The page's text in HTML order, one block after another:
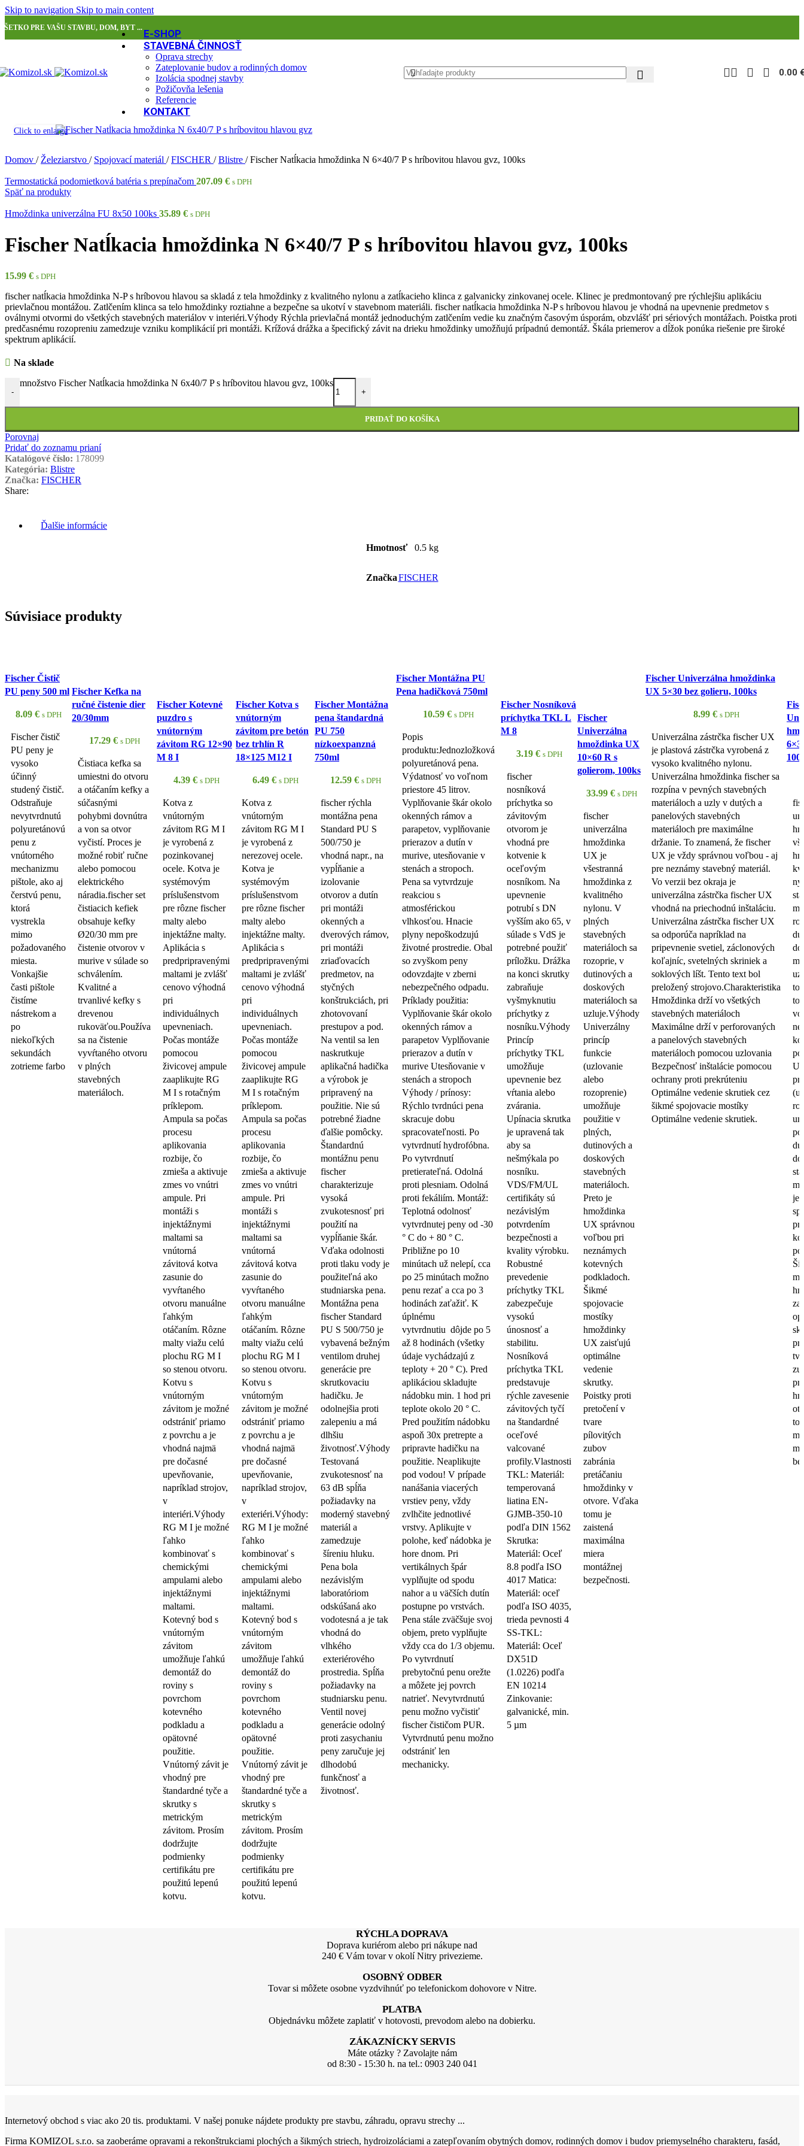
Skip to navigation Skip to main content
PRE VAŠU STAVBU, DOM, BYT ... E-SHOP
STAVEBNÁ ČINNOSŤ
Oprava strechy
Zateplovanie budov a rodinných domov
Izolácia spodnej stavby
Požičovňa lešenia
Referencie
KONTAKT
0.00
Click to enlarge
Domov / Železiarstvo / Spojovací materiál / FISCHER / Blistre / Fischer Natĺkacia hmoždinka N 6×40/7 P s hríbovitou hlavou gvz, 100ks
Termostatická podomietková batéria s prepínačom 207.09 € s DPH
Späť na produkty
Hmoždinka univerzálna FU 8x50 100ks 35.89 € s DPH
Fischer Natĺkacia hmoždinka N 6×40/7 P s hríbovitou hlavou gvz, 100ks
15.99 € s DPH
fischer natĺkacia hmoždinka N-P s hríbovou hlavou sa skladá z tela hmoždinky z kvalitného nylonu a zatĺkacieho klinca z galvanicky zinkovanej ocele. Klinec je predmontovaný pre rýchlejšiu aplikáciu
prievlačnou montážou. Zatlčením klinca sa telo hmoždinky roztiahne a bezpečne sa ukotví v stavebnom materiáli. fischer natĺkacia hmoždinka N-P s hríbovou hlavou je vhodná na upevnenie predmetov s
oválnymi otvormi do všetkých stavebných materiálov v interiéri.Výhody Rýchla prievlačná montáž jednoduchým zatlčením vedie ku značným časovým úsporám, obzvlášť pri sériových montážach. Poistka proti
predčasnému rozopreniu zamedzuje vzniku komplikácií pri montáži. Krížová drážka a špecifický závit na drieku hmoždinky umožňujú prípadnú demontáž. Škála priemerov a dĺžok ponúka riešenie pre široké
spektrum aplikácií.
Na sklade
-
množstvo Fischer Natĺkacia hmoždinka N 6x40/7 P s hríbovitou hlavou gvz, 100ks
+
PRIDAŤ DO KOŠÍKA
Porovnaj
Pridať do zoznamu prianí
Katalógové číslo: 178099
Kategória: Blistre
Značka: FISCHER
Share:
Ďalšie informácie
Hmotnosť 0.5 kg
ZnačkaFISCHER
Súvisiace produkty
Fischer Čistič
PU peny 500 ml
8.09 € s DPH
Fischer čistič
PU peny je
vysoko
účinný
studený čistič.
Odstraňuje
nevytvrdnutú
polyuretánovú
penu z
vnútorného
mechanizmu
pištole, ako aj
čerstvú penu,
ktorá
vystrekla
mimo
požadovaného
miesta.
Vonkajšie
časti pištole
čistíme
nástrekom a
po
niekoľkých
sekundách
zotrieme farbo
Fischer Kefka na
ručné čistenie dier
20/30mm
17.29 € s DPH
Čistiaca kefka sa
umiestni do otvoru
a otáčaním kefky a
súčasnými
pohybmi dovnútra
a von sa otvor
vyčistí. Proces je
možné robiť ručne
alebo pomocou
elektrického
náradia.fischer set
čistiacich kefiek
obsahuje kefky
Ø20/30 mm pre
čistenie otvorov v
murive v súlade so
schválením.
Kvalitné a
trvanlivé kefky s
drevenou
rukoväťou.Používa
sa na čistenie
vyvŕtaného otvoru
v plných
stavebných
materiáloch.
Fischer Kotevné
puzdro s
vnútorným
závitom RG 12×90
M 8 I
4.39 € s DPH
Kotva z
vnútorným
závitom RG M I
je vyrobená z
pozinkovanej
ocele. Kotva je
systémovým
príslušenstvom
pre rôzne fischer
malty alebo
injektážne malty.
Aplikácia s
predpripravenými
maltami je zvlášť
cenovo výhodná
pri
individuálnych
upevneniach.
Počas montáže
pomocou
živicovej ampule
zaaplikujte RG
M I s rotačným
príklepom.
Ampula sa počas
procesu
aplikovania
rozbije, čo
zmieša a aktivuje
zmes vo vnútri
ampule. Pri
montáži s
injektážnymi
maltami sa
vnútorná
závitová kotva
zasunie do
vyvŕtaného
otvoru manuálne
ľahkým
otáčaním. Rôzne
malty viažu celú
plochu RG M I
so stenou otvoru.
Kotvu s
vnútorným
závitom je možné
odstrániť priamo
z povrchu a je
vhodná najmä
pre dočasné
upevňovanie,
napríklad strojov,
v
interiéri.Výhody
RG M I je možné
ľahko
kombinovať s
chemickými
ampulami alebo
injektážnymi
maltami.
Kotevný bod s
vnútorným
závitom
umožňuje ľahkú
demontáž do
roviny s
povrchom
kotevného
podkladu a
opätovné
použitie.
Vnútorný závit je
vhodný pre
štandardné tyče a
skrutky s
metrickým
závitom. Prosím
dodržujte
podmienky
certifikátu pre
použitú lepenú
kotvu.
Fischer Kotva s
vnútorným
závitom pre betón
bez trhlín R
18×125 M12 I
6.49 € s DPH
Kotva z
vnútorným
závitom RG M I
je vyrobená z
nerezovej ocele.
Kotva je
systémovým
príslušenstvom
pre rôzne fischer
malty alebo
injektážne malty.
Aplikácia s
predpripravenými
maltami je zvlášť
cenovo výhodná
pri
individuálnych
upevneniach.
Počas montáže
pomocou
živicovej ampule
zaaplikujte RG
M I s rotačným
príklepom.
Ampula sa počas
procesu
aplikovania
rozbije, čo
zmieša a aktivuje
zmes vo vnútri
ampule. Pri
montáži s
injektážnymi
maltami sa
vnútorná
závitová kotva
zasunie do
vyvŕtaného
otvoru manuálne
ľahkým
otáčaním. Rôzne
malty viažu celú
plochu RG M I
so stenou otvoru.
Kotvu s
vnútorným
závitom je možné
odstrániť priamo
z povrchu a je
vhodná najmä
pre dočasné
upevňovanie,
napríklad strojov,
v
exteriéri.Výhody:
RG M I je možné
ľahko
kombinovať s
chemickými
ampulami alebo
injektážnymi
maltami.
Kotevný bod s
vnútorným
závitom
umožňuje ľahkú
demontáž do
roviny s
povrchom
kotevného
podkladu a
opätovné
použitie.
Vnútorný závit je
vhodný pre
štandardné tyče a
skrutky s
metrickým
závitom. Prosím
dodržujte
podmienky
certifikátu pre
použitú lepenú
kotvu.
Fischer Montážna
pena štandardná
PU 750
nízkoexpanzná
750ml
12.59 € s DPH
fischer rýchla
montážna pena
Standard PU S
500/750 je
vhodná napr., na
vypĺňanie a
izolovanie
otvorov a dutín
pri montáži
okenných a
dverových rámov,
pri montáži
zriaďovacích
predmetov, na
styčných
konštrukciách, pri
zhotovovaní
prestupov a pod.
Na ventil sa len
naskrutkuje
aplikačná hadička
a výrobok je
pripravený na
použitie. Nie sú
potrebné žiadne
ďalšie pomôcky.
Štandardnú
montážnu penu
fischer
charakterizuje
vysoká
zvukotesnosť pri
použití na
vypĺňanie škár.
Vďaka odolnosti
proti tlaku vody je
použiteľná ako
studniarska pena.
Montážna pena
fischer Standard
PU S 500/750 je
vybavená bežným
ventilom druhej
generácie pre
skrutkovaciu
hadičku. Je
odolnejšia proti
zalepeniu a má
dlhšiu
životnosť.Výhody
Testovaná
zvukotesnosť na
63 dB spĺňa
požiadavky na
moderný stavebný
materiál a
zamedzuje
šíreniu hluku.
Pena bola
nezávislým
laboratóriom
odskúšaná ako
vodotesná a je tak
vhodná do
vlhkého
exteriérového
prostredia. Spĺňa
požiadavky na
studniarsku penu.
Ventil novej
generácie odolný
proti zasychaniu
peny zaručuje jej
dlhodobú
funkčnosť a
životnosť.
Fischer Montážna PU
Pena hadičková 750ml
10.59 € s DPH
Popis
produktu:Jednozložková
polyuretánová pena.
Výdatnosť vo voľnom
priestore 45 litrov.
Vyplňovanie škár okolo
okenných rámov a
parapetov, vyplňovanie
prierazov a dutín v
murive, utesňovanie v
stenách a stropoch.
Pena sa vytvrdzuje
reakciou s
atmosférickou
vlhkosťou. Hnacie
plyny nepoškodzujú
životné prostredie. Obal
so zvyškom peny
odovzdajte v zberni
nebezpečného odpadu.
Príklady použitia:
Vyplňovanie škár okolo
okenných rámov a
parapetov Vyplňovanie
prierazov a dutín v
murive Utesňovanie v
stenách a stropoch
Výhody / prínosy:
Rýchlo tvrdnúci pena
skracuje dobu
spracovateľnosti. Po
vytvrdnutí hydrofóbna.
Po vytvrdnutí
pretierateľná. Odolná
proti plesniam. Odolná
proti fekáliím. Montáž:
Teplotná odolnosť
vytvrdnutej peny od -30
° C do + 80 ° C.
Približne po 10
minútach už nelepí, cca
po 25 minútach možno
penu rezať a cca po 3
hodinách zaťažiť. K
úplnému
vytvrdnutiu dôjde po 5
až 8 hodinách (všetky
údaje vychádzajú z
teploty + 20 ° C). Pred
aplikáciou skladujte
nádobku min. 1 hod pri
teplote okolo 20 ° C.
Pred použitím nádobku
aspoň 30x pretrepte a
pripravte hadičku na
použitie. Neaplikujte
pod vodou! V prípade
nanášania viacerých
vrstiev peny, vždy
zvlhčite jednotlivé
vrstvy. Aplikujte v
polohe, keď nádobka je
hore dnom. Pri
vertikálnych špár
vyplňujte od spodu
nahor a u väčších dutín
postupne po vrstvách.
Pena stále zväčšuje svoj
objem, preto vyplňujte
vždy cca do 1/3 objemu.
Po vytvrdnutí
prebytočnú penu orežte
a môžete jej povrch
natrieť. Nevytvrdnutú
penu možno vyčistiť
fischer čističom PUR.
Vytvrdnutú penu možno
odstrániť len
mechanicky.
Fischer Nosníková
príchytka TKL L
M 8
3.19 € s DPH
fischer
nosníková
príchytka so
závitovým
otvorom je
vhodná pre
kotvenie k
oceľovým
nosníkom. Na
upevnenie
potrubí s DN
vyšším ako 65, v
súlade s VdS je
potrebné použiť
príložku. Drážka
na konci skrutky
zabraňuje
vyšmyknutiu
príchytky z
nosníku.Výhody
Princíp
príchytky TKL
umožňuje
upevnenie bez
vŕtania alebo
zvárania.
Upínacia skrutka
je upravená tak
aby sa
nešmýkala po
nosníku.
VDS/FM/UL
certifikáty sú
nezávislým
potvrdením
bezpečnosti a
kvality výrobku.
Robustné
prevedenie
príchytky TKL
zabezpečuje
vysokú
únosnosť a
stabilitu.
Nosníková
príchytka TKL
predstavuje
rýchle zavesenie
závitových tyčí
na štandardné
oceľové
valcované
profily.Vlastnosti
TKL: Materiál:
temperovaná
liatina EN-
GJMB-350-10
podľa DIN 1562
Skrutka:
Materiál: Oceľ
8.8 podľa ISO
4017 Matica:
Materiál: oceľ
podľa ISO 4035,
trieda pevnosti 4
SS-TKL:
Materiál: Oceľ
DX51D
(1.0226) podľa
EN 10214
Zinkovanie:
galvanické, min.
5 µm
Fischer
Univerzálna
hmoždinka UX
10×60 R s
golierom, 100ks
33.99 € s DPH
fischer
univerzálna
hmoždinka
UX je
všestranná
hmoždinka z
kvalitného
nylonu. V
plných
stavebných
materiáloch sa
rozoprie, v
dutinových a
doskových
materiáloch sa
uzluje.Výhody
Univerzálny
princíp
funkcie
(uzlovanie
alebo
rozoprenie)
umožňuje
použitie v
plných,
dutinových a
doskových
stavebných
materiáloch.
Preto je
hmoždinka
UX správnou
voľbou pri
neznámych
kotevných
podkladoch.
Šikmé
spojovacie
mostíky
hmoždinky
UX zaisťujú
optimálne
vedenie
skrutky.
Poistky proti
pretočení v
tvare
pílovitých
zubov
zabránia
pretáčaniu
hmoždinky v
otvore. Vďaka
tomu je
zaistená
maximálna
miera
montážnej
bezpečnosti.
Fischer Univerzálna hmoždinka
UX 5×30 bez golieru, 100ks
8.99 € s DPH
Univerzálna zástrčka fischer UX
je plastová zástrčka vyrobená z
vysoko kvalitného nylonu.
Univerzálna hmoždinka fischer sa
rozpína v pevných stavebných
materiáloch a uzly v dutých a
panelových stavebných
materiáloch pre maximálne
držanie. To znamená, že fischer
UX je vždy správnou voľbou - aj
pre neznámy stavebný materiál.
Vo verzii bez okraja je
univerzálna zástrčka fischer UX
vhodná na priechodnú inštaláciu.
Univerzálna zástrčka fischer UX
sa odporúča napríklad na
pripevnenie svetiel, záclonových
koľajníc, svetelných skriniek a
soklových líšt. Tento text bol
preložený strojovo.Charakteristika
Hmoždinka drží vo všetkých
stavebných materiáloch
Maximálne drží v perforovaných
a panelových stavebných
materiáloch pomocou uzlovania
Bezpečnosť inštalácie pomocou
ochrany proti prekrúteniu
Optimálne vedenie skrutiek cez
šikmé spojovacie mostíky
Optimálne vedenie skrutiek.
je
pri
RÝCHLA DOPRAVA
Doprava kuriérom alebo pri nákupe nad
240 € Vám tovar v okolí Nitry privezieme.
OSOBNÝ ODBER
Tovar si môžete osobne vyzdvihnúť po telefonickom dohovore v Nitre.
PLATBA
Objednávku môžete zaplatiť v hotovosti, prevodom alebo na dobierku.
ZÁKAZNÍCKY SERVIS
Máte otázky ? Zavolajte nám
od 8:30 - 15:30 h. na tel.: 0903 240 041
Internetový obchod s viac ako 20 tis. produktami. V našej ponuke nájdete produkty pre stavbu, záhradu, opravu strechy ...
Firma KOMIZOL s.r.o. sa zaoberáme opravami a rekonštrukciami plochých a šikmých striech, hydroizoláciami a zatepľovaním obytných domov, rodinných domov i budov priemyselného charakteru, fasád,